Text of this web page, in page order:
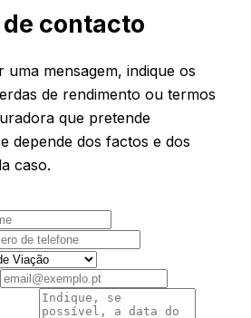
contacto
uma mensagem, indique os
de rendimento ou termos
que pretende
depende dos factos e dos
caso.